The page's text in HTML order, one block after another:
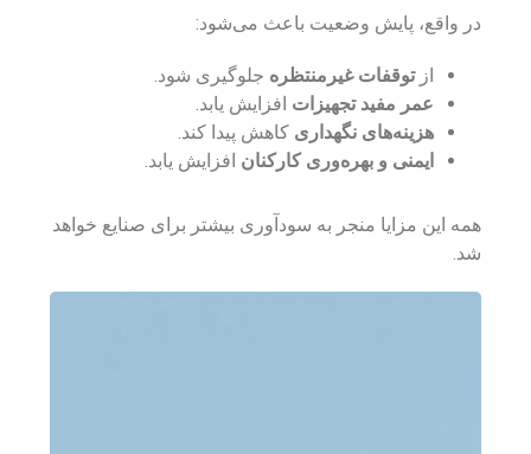
در واقع، پایش وضعیت باعث می‌شود:
ازتوقفات غیرمنتظره جلوگیری شود.
عمر مفید تجهیزات افزایش یابد.
هزینه‌های نگهداری کاهش پیدا کند.
ایمنی و بهره‌وری کارکنان افزایش یابد.
همه این مزایا منجر به سودآوری بیشتر برای صنایع خواهد
شد.